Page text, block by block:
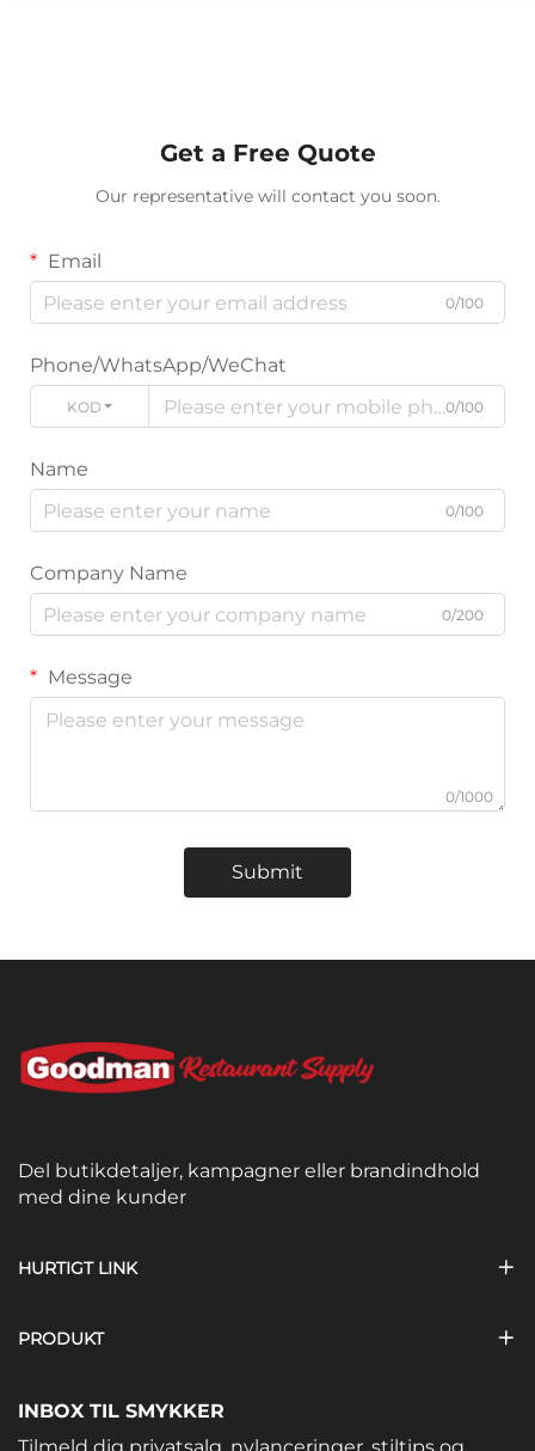
Get a Free Quote
Our representative will contact you soon.
Email
0/100
Phone/WhatsApp/WeChat
KODE 0/100
Name
0/100
Company Name
0/200
Message
0/1000
Submit
Del butikdetaljer, kampagner eller brandindhold
med dine kunder
HURTIGT LINK
PRODUKT
INBOX TIL SMYKKER
Tilmeld dig privatsalg, nylanceringer, stiltips og